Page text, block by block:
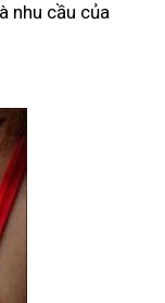
nhu cầu của